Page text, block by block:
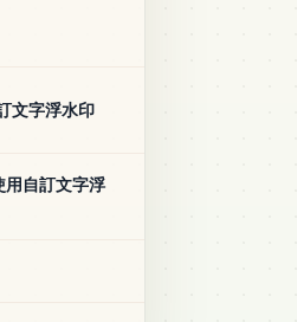
文字浮水印
用自訂文字浮